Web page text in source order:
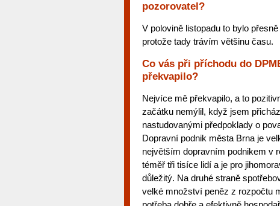
pozorovatel?
V polovině listopadu to bylo
protože tady trávím většinu času.
Co vás při příchodu do
překvapilo?
Nejvíce mě překvapilo, a to
začátku nemýlil, když jsem
nastudovanými předpoklady o
Dopravní podnik města Brna je
největším dopravním podnikem v
téměř tři tisíce lidí a je pro
důležitý. Na druhé straně
velké množství peněz z rozpočtu